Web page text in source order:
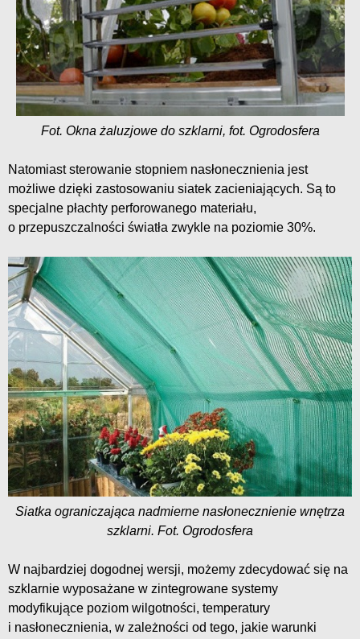
Fot. Okna żaluzjowe do szklarni, fot. Ogrodosfera
Natomiast sterowanie stopniem nasłonecznienia jest
możliwe dzięki zastosowaniu siatek zacieniających. Są to
specjalne płachty perforowanego materiału,
o przepuszczalności światła zwykle na poziomie 30%.
Siatka ograniczająca nadmierne nasłonecznienie wnętrza
szklarni. Fot. Ogrodosfera
W najbardziej dogodnej wersji, możemy zdecydować się na
szklarnie wyposażane w zintegrowane systemy
modyfikujące poziom wilgotności, temperatury
i nasłonecznienia, w zależności od tego, jakie warunki